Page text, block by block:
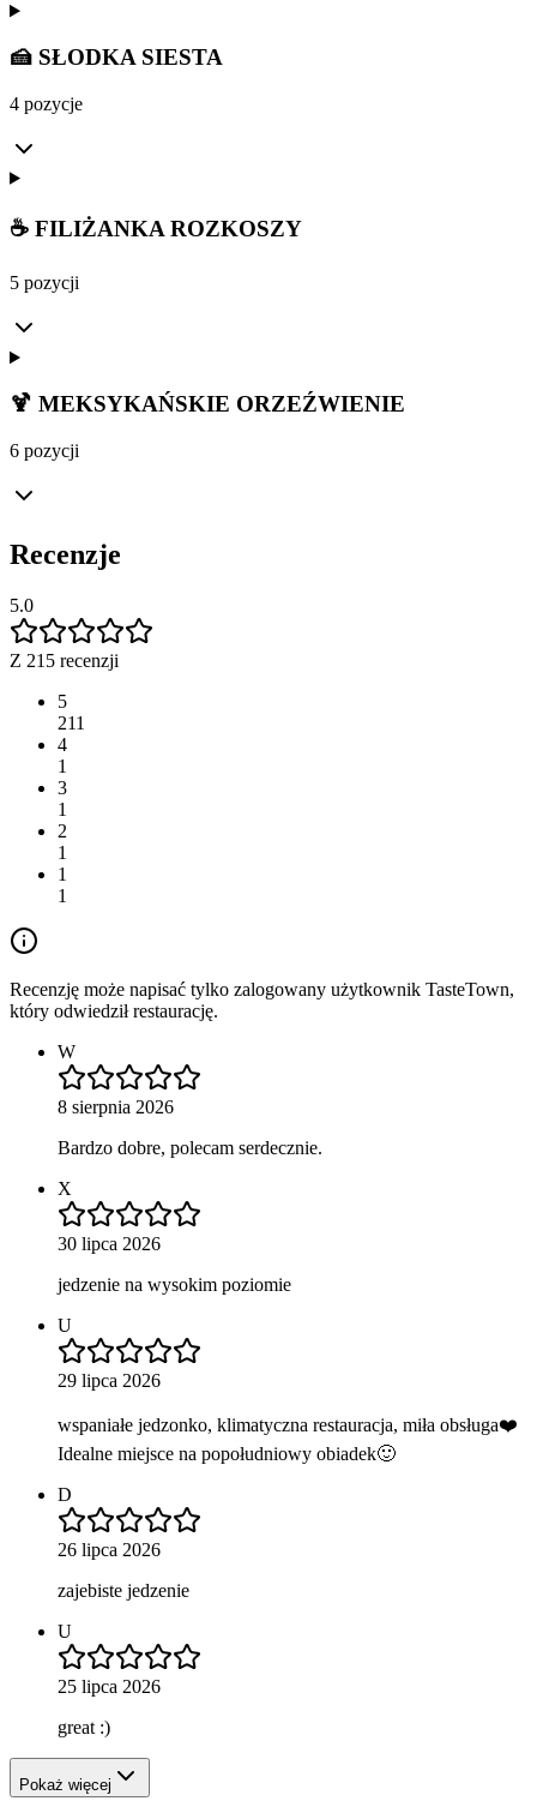
🍰 SŁODKA SIESTA
4 pozycje
☕ FILIŻANKA ROZKOSZY
5 pozycji
🍹 MEKSYKAŃSKIE ORZEŹWIENIE
6 pozycji
Recenzje
5.0
Z 215 recenzji
5
211
4
1
3
1
2
1
1
1
Recenzję może napisać tylko zalogowany użytkownik TasteTown,
który odwiedził restaurację.
W
8 sierpnia 2026
Bardzo dobre, polecam serdecznie.
X
30 lipca 2026
jedzenie na wysokim poziomie
U
29 lipca 2026
wspaniałe jedzonko, klimatyczna restauracja, miła obsługa❤️
Idealne miejsce na popołudniowy obiadek🙂
D
26 lipca 2026
zajebiste jedzenie
U
25 lipca 2026
great :)
Pokaż więcej